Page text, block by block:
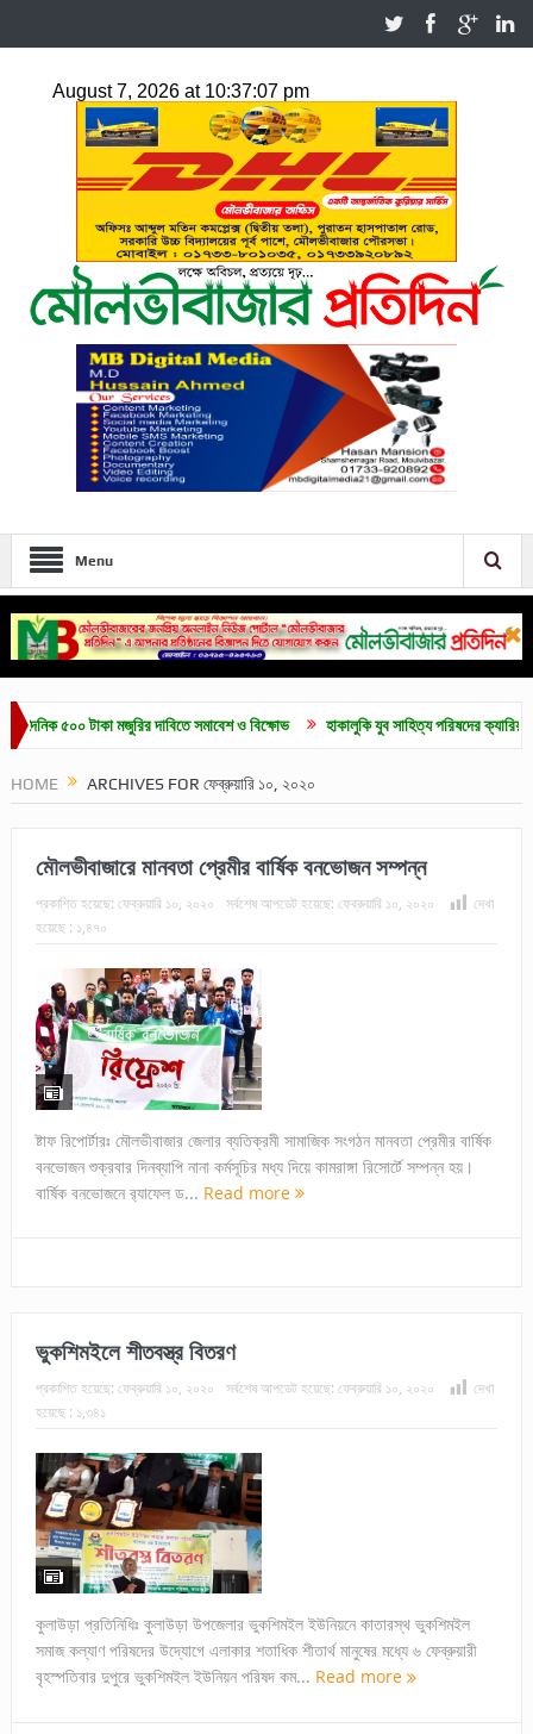
Menu
৫০০ টাকা মজুরির দাবিতে সমাবেশ ও বিক্ষোভ হাকালুকি যুব সাহিত্য পরিষদের ক্যারিয়ার
HOME ARCHIVES FOR ফেব্রুয়ারি ১০, ২০২০
মৌলভীবাজারে মানবতা প্রেমীর বার্ষিক বনভোজন সম্পন্ন
প্রকাশিত হয়েছে: ফেব্রুয়ারি ১০, ২০২০ সর্বশেষ আপডেট হয়েছে: ফেব্রুয়ারি ১০, ২০২০
দেখা
হয়েছে : ১,৪৭০
ষ্টাফ রিপোর্টারঃ মৌলভীবাজার জেলার ব্যতিক্রমী সামাজিক সংগঠন মানবতা প্রেমীর বার্ষিক
বনভোজন শুক্রবার দিনব্যাপি নানা কর্মসূচির মধ্য দিয়ে কামরাঙ্গা রিসোর্টে সম্পন্ন হয়।
বার্ষিক বনভোজনে র‌্যাফেল ড... Read more
ভুকশিমইলে শীতবস্ত্র বিতরণ
প্রকাশিত হয়েছে: ফেব্রুয়ারি ১০, ২০২০ সর্বশেষ আপডেট হয়েছে: ফেব্রুয়ারি ১০, ২০২০
দেখা
হয়েছে : ১,৩৪১
কুলাউড়া প্রতিনিধিঃ কুলাউড়া উপজেলার ভুকশিমইল ইউনিয়নে কাতারস্থ ভুকশিমইল
সমাজ কল্যাণ পরিষদের উদ্যোগে এলাকার শতাধিক শীতার্থ মানুষের মধ্যে ৬ ফেব্রুয়ারী
বৃহস্পতিবার দুপুরে ভুকশিমইল ইউনিয়ন পরিষদ কম... Read more